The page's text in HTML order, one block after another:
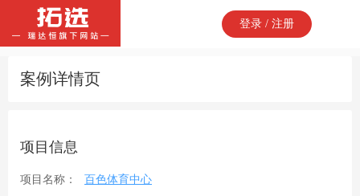
登录 / 注册
案例详情页
项目信息
项目名称：
百色体育中心